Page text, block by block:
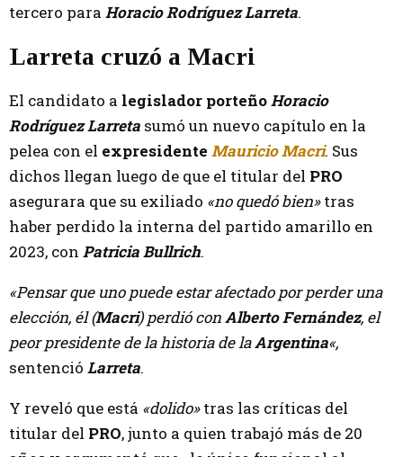
tercero para Horacio Rodríguez Larreta.
Larreta cruzó a Macri
El candidato a legislador porteñoHoracio
Rodríguez Larreta sumó un nuevo capítulo en la
pelea con el expresidente Mauricio Macri. Sus
dichos llegan luego de que el titular del PRO
asegurara que su exiliado «no quedó bien»tras
haber perdido la interna del partido amarillo en
2023, con Patricia Bullrich.
«Pensar que uno puede estar afectado por perder una
elección, él (Macri) perdió conAlberto Fernández, el
peor presidente de la historia de laArgentina«,
sentenció Larreta.
Y reveló que está «dolido»tras las críticas del
titular del PRO, junto a quien trabajó más de 20